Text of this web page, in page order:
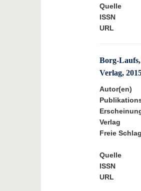
Quelle
ISSN
URL
Borg-
Verlag,
Autor(en)
Verlag
Freie
Quelle
ISSN
URL